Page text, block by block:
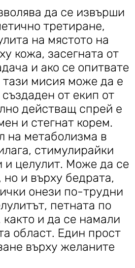
да се извърши
третиране,
на мястото на
кожа, засегната от
и ако се опитвате
тази мисия може да е
от екип от
действащ спрей е
и стегнат корем.
на метаболизма в
стимулирайки
и целулит. Може да се
и върху бедрата,
онези по-трудни
петната по
както и да се намали
област. Един прост
върху желаните